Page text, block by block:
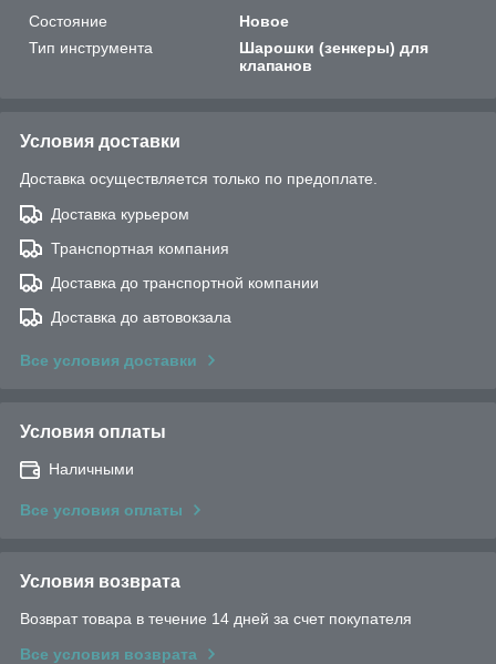
Состояние
Новое
Тип инструмента
Шарошки (зенкеры) для
клапанов
Условия доставки
Доставка осуществляется только по предоплате.
Доставка курьером
Транспортная компания
Доставка до транспортной компании
Доставка до автовокзала
Все условия доставки
Условия оплаты
Наличными
Все условия оплаты
Условия возврата
Возврат товара в течение 14 дней за счет покупателя
Все условия возврата